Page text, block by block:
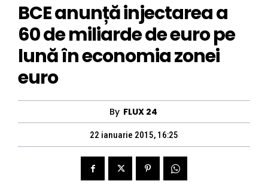
BCE anunță injectarea a
60 de miliarde de euro pe
lună în economia zonei
euro
By FLUX 24
22 ianuarie 2015, 16:25